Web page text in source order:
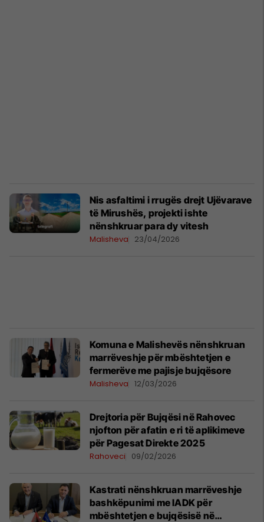
Nis asfaltimi i rrugës drejt Ujëvarave
të Mirushës, projekti ishte
nënshkruar para dy vitesh
Malisheva 23/04/2026
Komuna e Malishevës nënshkruan
marrëveshje për mbështetjen e
fermerëve me pajisje bujqësore
Malisheva 12/03/2026
Drejtoria për Bujqësi në Rahovec
njofton për afatin e ri të aplikimeve
për Pagesat Direkte 2025
Rahoveci 09/02/2026
Kastrati nënshkruan marrëveshje
bashkëpunimi me IADK për
mbështetjen e bujqësisë në